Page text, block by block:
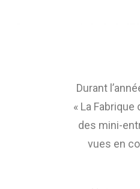
Durant
« La
des mini-
vues en